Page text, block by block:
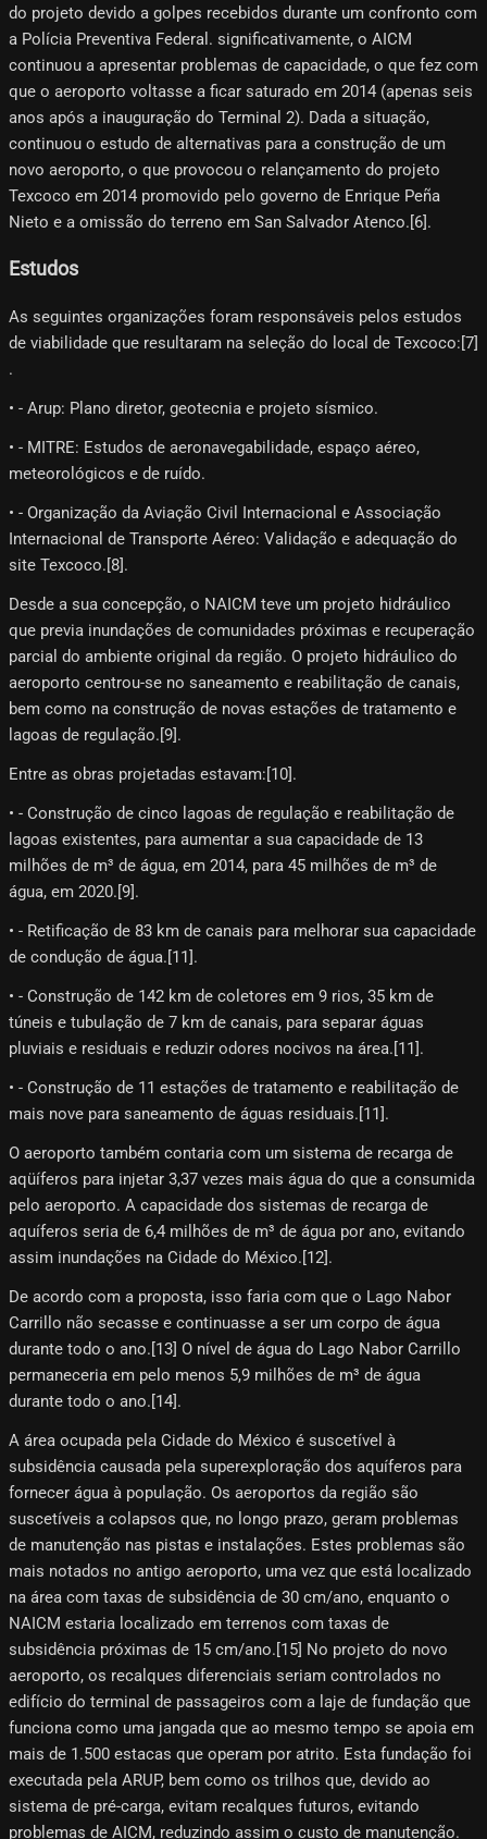
do projeto devido a golpes recebidos durante um confronto com
a Polícia Preventiva Federal. significativamente, o AICM
continuou a apresentar problemas de capacidade, o que fez com
que o aeroporto voltasse a ficar saturado em 2014 (apenas seis
anos após a inauguração do Terminal 2). Dada a situação,
continuou o estudo de alternativas para a construção de um
novo aeroporto, o que provocou o relançamento do projeto
Texcoco em 2014 promovido pelo governo de Enrique Peña
Nieto e a omissão do terreno em San Salvador Atenco.[6]​.
Estudos
As seguintes organizações foram responsáveis ​​pelos estudos
de viabilidade que resultaram na seleção do local de Texcoco:[7]​
.
• - Arup: Plano diretor, geotecnia e projeto sísmico.
• - MITRE: Estudos de aeronavegabilidade, espaço aéreo,
meteorológicos e de ruído.
• - Organização da Aviação Civil Internacional e Associação
Internacional de Transporte Aéreo: Validação e adequação do
site Texcoco.[8]​.
Desde a sua concepção, o NAICM teve um projeto hidráulico
que previa inundações de comunidades próximas e recuperação
parcial do ambiente original da região. O projeto hidráulico do
aeroporto centrou-se no saneamento e reabilitação de canais,
bem como na construção de novas estações de tratamento e
lagoas de regulação.[9]​.
Entre as obras projetadas estavam:[10]​.
• - Construção de cinco lagoas de regulação e reabilitação de
lagoas existentes, para aumentar a sua capacidade de 13
milhões de m³ de água, em 2014, para 45 milhões de m³ de
água, em 2020.[9]​.
• - Retificação de 83 km de canais para melhorar sua capacidade
de condução de água.[11]​.
• - Construção de 142 km de coletores em 9 rios, 35 km de
túneis e tubulação de 7 km de canais, para separar águas
pluviais e residuais e reduzir odores nocivos na área.[11]​.
• - Construção de 11 estações de tratamento e reabilitação de
mais nove para saneamento de águas residuais.[11]​.
O aeroporto também contaria com um sistema de recarga de
aqüíferos para injetar 3,37 vezes mais água do que a consumida
pelo aeroporto. A capacidade dos sistemas de recarga de
aquíferos seria de 6,4 milhões de m³ de água por ano, evitando
assim inundações na Cidade do México.[12]​.
De acordo com a proposta, isso faria com que o Lago Nabor
Carrillo não secasse e continuasse a ser um corpo de água
durante todo o ano.[13]​ O nível de água do Lago Nabor Carrillo
permaneceria em pelo menos 5,9 milhões de m³ de água
durante todo o ano.[14]​.
A área ocupada pela Cidade do México é suscetível à
subsidência causada pela superexploração dos aquíferos para
fornecer água à população. Os aeroportos da região são
suscetíveis a colapsos que, no longo prazo, geram problemas
de manutenção nas pistas e instalações. Estes problemas são
mais notados no antigo aeroporto, uma vez que está localizado
na área com taxas de subsidência de 30 cm/ano, enquanto o
NAICM estaria localizado em terrenos com taxas de
subsidência próximas de 15 cm/ano.[15] No projeto do novo
aeroporto, os recalques diferenciais seriam controlados no
edifício do terminal de passageiros com a laje de fundação que
funciona como uma jangada que ao mesmo tempo se apoia em
mais de 1.500 estacas que operam por atrito. Esta fundação foi
executada pela ARUP, bem como os trilhos que, devido ao
sistema de pré-carga, evitam recalques futuros, evitando
problemas de AICM, reduzindo assim o custo de manutenção.